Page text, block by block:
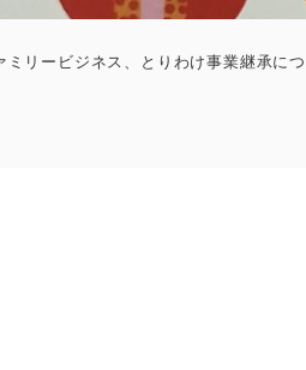
リービジネス、とりわけ事業継承に